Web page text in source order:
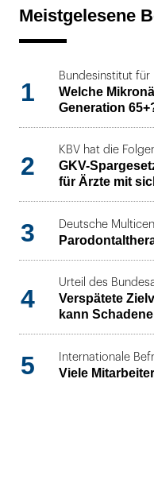
Meistgelesene
1
Bundesinstitut für
Welche
Generation
2
KBV hat die
GKV-
für Ärzte mit
3 Deutsche
4
Urteil des
Verspätete
kann
5 Internationale
Viele